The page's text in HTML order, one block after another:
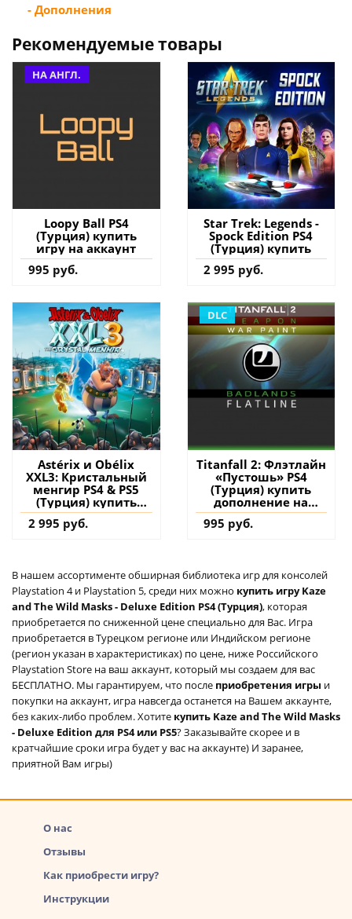
- Дополнения
Рекомендуемые товары
НА АНГЛ.
Loopy Ball PS4
(Турция) купить
игру на аккаунт
995 руб.
Star Trek: Legends -
Spock Edition PS4
(Турция) купить
2 995 руб.
Astérix и Obélix
XXL3: Кристальный
менгир PS4 & PS5
(Турция) купить
игру на аккаунт
2 995 руб.
DLC
Titanfall 2: Флэтлайн
«Пустошь» PS4
(Турция) купить
дополнение на
аккаунт
995 руб.
В нашем ассортименте обширная библиотека игр для консолей
Playstation 4 и Playstation 5, среди них можно купить игру Kaze
and The Wild Masks - Deluxe Edition PS4 (Турция), которая
приобретается по сниженной цене специально для Вас. Игра
приобретается в Турецком регионе или Индийском регионе
(регион указан в характеристиках) по цене, ниже Российского
Playstation Store на ваш аккаунт, который мы создаем для вас
БЕСПЛАТНО. Мы гарантируем, что после приобретения игры и
покупки на аккаунт, игра навсегда останется на Вашем аккаунте,
без каких-либо проблем. Хотите купить Kaze and The Wild Masks
- Deluxe Edition для PS4 или PS5? Заказывайте скорее и в
кратчайшие сроки игра будет у вас на аккаунте) И заранее,
приятной Вам игры)
О нас
Отзывы
Как приобрести игру?
Инструкции